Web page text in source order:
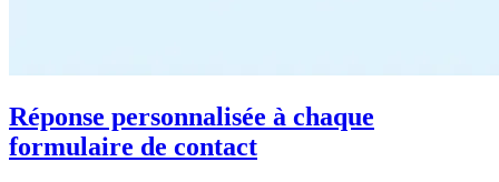
Réponse personnalisée à chaque
formulaire de contact